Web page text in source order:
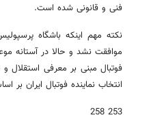
فنی و قانونی شده است.
نکته مهم اینکه باشگاه
موافقت نشد و حالا در آستانه
فوتبال مبنی بر معرفی استقلال و
انتخاب نماینده فوتبال ایران بر
253 258